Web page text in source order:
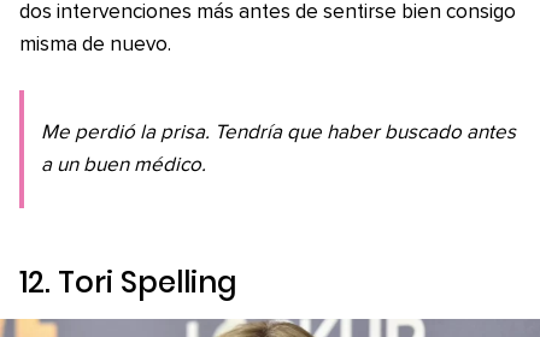
dos intervenciones más antes de sentirse bien consigo
misma de nuevo.
Me perdió la prisa. Tendría que haber buscado antes
a un buen médico.
12. Tori Spelling